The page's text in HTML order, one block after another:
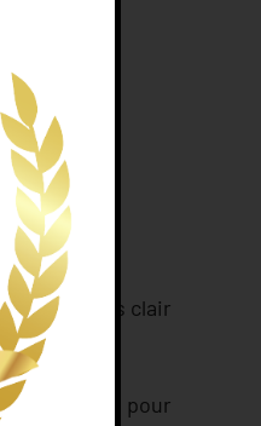
et plus clair
important pour